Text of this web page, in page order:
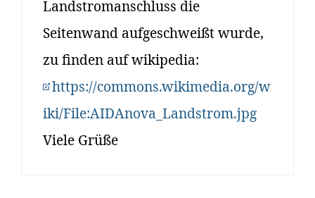
Landstromanschluss die
Seitenwand aufgeschweißt wurde,
zu finden auf wikipedia:
https://commons.wikimedia.org/w
iki/File:AIDAnova_Landstrom.jpg
Viele Grüße